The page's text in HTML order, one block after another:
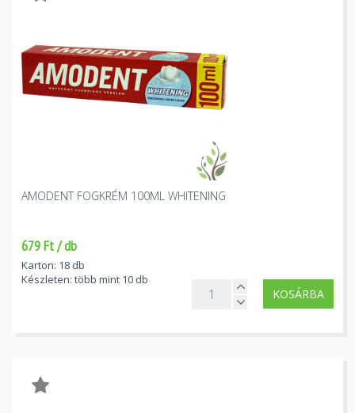
AMODENT FOGKRÉM 100ML WHITENING
679 Ft / db
Karton: 18 db
Készleten: több mint 10 db
KOSÁRBA